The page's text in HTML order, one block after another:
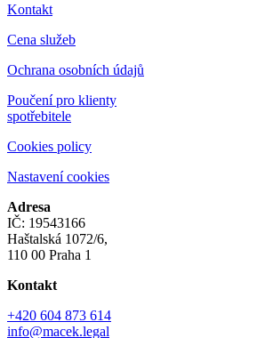
Kontakt
Cena služeb
Ochrana osobních údajů
Poučení pro klienty
spotřebitele
Cookies policy
Nastavení cookies
Adresa
IČ: 19543166
Haštalská 1072/6,
110 00 Praha 1
Kontakt
+420 604 873 614
info@macek.legal